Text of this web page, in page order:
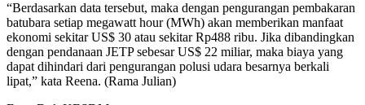
“Berdasarkan data tersebut, maka dengan pengurangan pembakaran
batubara setiap megawatt hour (MWh) akan memberikan manfaat
ekonomi sekitar US$ 30 atau sekitar Rp488 ribu. Jika dibandingkan
dengan pendanaan JETP sebesar US$ 22 miliar, maka biaya yang
dapat dihindari dari pengurangan polusi udara besarnya berkali
lipat,” kata Reena. (Rama Julian)